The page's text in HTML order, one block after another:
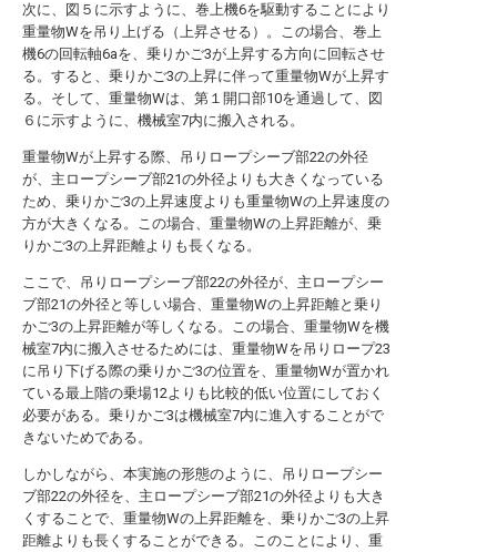
次に、図５に示すように、巻上機6を駆動することにより
重量物Wを吊り上げる（上昇させる）。この場合、巻上
機6の回転軸6aを、乗りかご3が上昇する方向に回転させ
る。すると、乗りかご3の上昇に伴って重量物Wが上昇す
る。そして、重量物Wは、第１開口部10を通過して、図
６に示すように、機械室7内に搬入される。
重量物Wが上昇する際、吊りロープシーブ部22の外径
が、主ロープシーブ部21の外径よりも大きくなっている
ため、乗りかご3の上昇速度よりも重量物Wの上昇速度の
方が大きくなる。この場合、重量物Wの上昇距離が、乗
りかご3の上昇距離よりも長くなる。
ここで、吊りロープシーブ部22の外径が、主ロープシー
ブ部21の外径と等しい場合、重量物Wの上昇距離と乗り
かご3の上昇距離が等しくなる。この場合、重量物Wを機
械室7内に搬入させるためには、重量物Wを吊りロープ23
に吊り下げる際の乗りかご3の位置を、重量物Wが置かれ
ている最上階の乗場12よりも比較的低い位置にしておく
必要がある。乗りかご3は機械室7内に進入することがで
きないためである。
しかしながら、本実施の形態のように、吊りロープシー
ブ部22の外径を、主ロープシーブ部21の外径よりも大き
くすることで、重量物Wの上昇距離を、乗りかご3の上昇
距離よりも長くすることができる。このことにより、重